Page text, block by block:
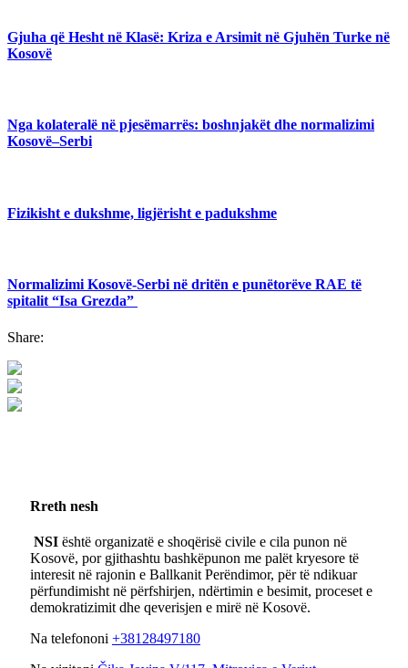
Gjuha që Hesht në Klasë: Kriza e Arsimit në Gjuhën Turke në
Kosovë
Nga kolateralë në pjesëmarrës: boshnjakët dhe normalizimi
Kosovë–Serbi
Fizikisht e dukshme, ligjërisht e padukshme
Normalizimi Kosovë-Serbi në dritën e punëtorëve RAE të
spitalit “Isa Grezda”
Share:
Rreth nesh
NSI është organizatë e shoqërisë civile e cila punon në
Kosovë, por gjithashtu bashkëpunon me palët kryesore të
interesit në rajonin e Ballkanit Perëndimor, për të ndikuar
përfundimisht në përfshirjen, ndërtimin e besimit, proceset e
demokratizimit dhe qeverisjen e mirë në Kosovë.
Na telefononi +38128497180